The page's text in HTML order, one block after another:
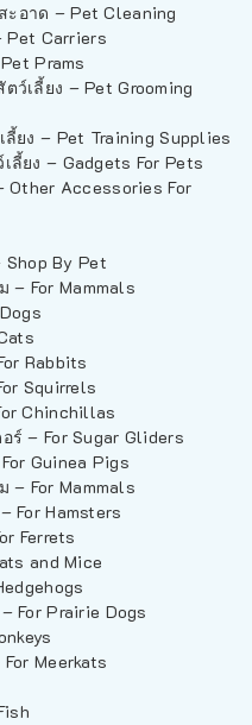
อาด – Pet Cleaning
Pet Carriers
Prams
เลี้ยง – Pet Grooming
ยง – Pet Training Supplies
ลี้ยง – Gadgets For Pets
Other Accessories For
By Pet
– For Mammals
Rabbits
Squirrels
Chinchillas
ร์ – For Sugar Gliders
Guinea Pigs
– For Mammals
For Hamsters
Ferrets
and Mice
For Prairie Dogs
Meerkats